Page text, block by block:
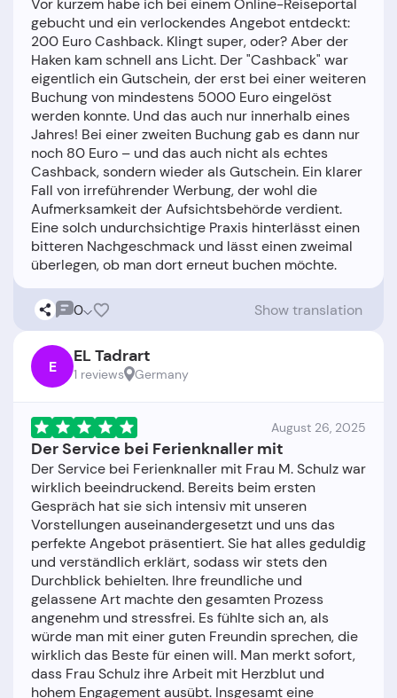
Vor kurzem habe ich bei einem Online-Reiseportal
gebucht und ein verlockendes Angebot entdeckt:
200 Euro Cashback. Klingt super, oder? Aber der
Haken kam schnell ans Licht. Der "Cashback" war
eigentlich ein Gutschein, der erst bei einer weiteren
Buchung von mindestens 5000 Euro eingelöst
werden konnte. Und das auch nur innerhalb eines
Jahres! Bei einer zweiten Buchung gab es dann nur
noch 80 Euro – und das auch nicht als echtes
Cashback, sondern wieder als Gutschein. Ein klarer
Fall von irreführender Werbung, der wohl die
Aufmerksamkeit der Aufsichtsbehörde verdient.
Eine solch undurchsichtige Praxis hinterlässt einen
bitteren Nachgeschmack und lässt einen zweimal
0 Show translation
E EL Tadrart
1 reviews Germany
August 26, 2025
Der Service bei Ferienknaller mit
Der Service bei Ferienknaller mit Frau M. Schulz war
wirklich beeindruckend. Bereits beim ersten
Gespräch hat sie sich intensiv mit unseren
Vorstellungen auseinandergesetzt und uns das
perfekte Angebot präsentiert. Sie hat alles geduldig
und verständlich erklärt, sodass wir stets den
Durchblick behielten. Ihre freundliche und
gelassene Art machte den gesamten Prozess
angenehm und stressfrei. Es fühlte sich an, als
würde man mit einer guten Freundin sprechen, die
wirklich das Beste für einen will. Man merkt sofort,
dass Frau Schulz ihre Arbeit mit Herzblut und
hohem Engagement ausübt. Insgesamt eine